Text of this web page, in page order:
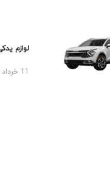
لوازم یدکی